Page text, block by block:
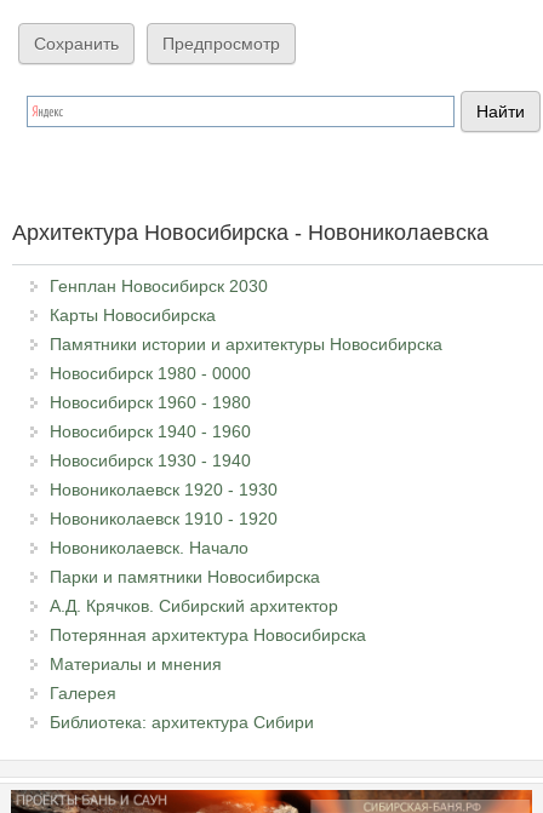
Архитектура Новосибирска - Новониколаевска
Генплан Новосибирск 2030
Карты Новосибирска
Памятники истории и архитектуры Новосибирска
Новосибирск 1980 - 0000
Новосибирск 1960 - 1980
Новосибирск 1940 - 1960
Новосибирск 1930 - 1940
Новониколаевск 1920 - 1930
Новониколаевск 1910 - 1920
Новониколаевск. Начало
Парки и памятники Новосибирска
А.Д. Крячков. Сибирский архитектор
Потерянная архитектура Новосибирска
Материалы и мнения
Галерея
Библиотека: архитектура Сибири